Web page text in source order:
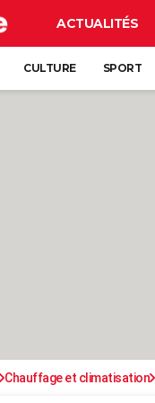
ACTUALITÉS
CULTURE SPORT
Chauffage et climatisation